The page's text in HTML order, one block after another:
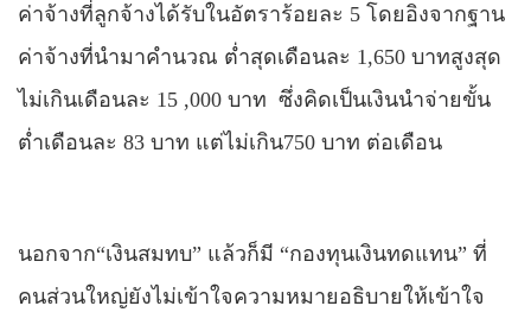
ค่าจ้างที่ลูกจ้างได้รับในอัตราร้อยละ 5 โดยอิงจากฐาน
ค่าจ้างที่นำมาคำนวณ ต่ำสุดเดือนละ 1,650 บาทสูงสุด
ไม่เกินเดือนละ 15 ,000 บาท ซึ่งคิดเป็นเงินนำจ่ายขั้น
ต่ำเดือนละ 83 บาท แต่ไม่เกิน750 บาท ต่อเดือน
นอกจาก“เงินสมทบ” แล้วก็มี “กองทุนเงินทดแทน” ที่
คนส่วนใหญ่ยังไม่เข้าใจความหมายอธิบายให้เข้าใจ